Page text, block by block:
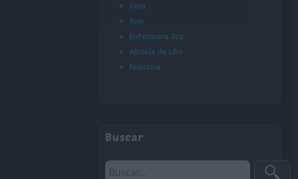
Onia
Ann
Enfermera Joy
Abuela de Liko
Nidotina
Buscar